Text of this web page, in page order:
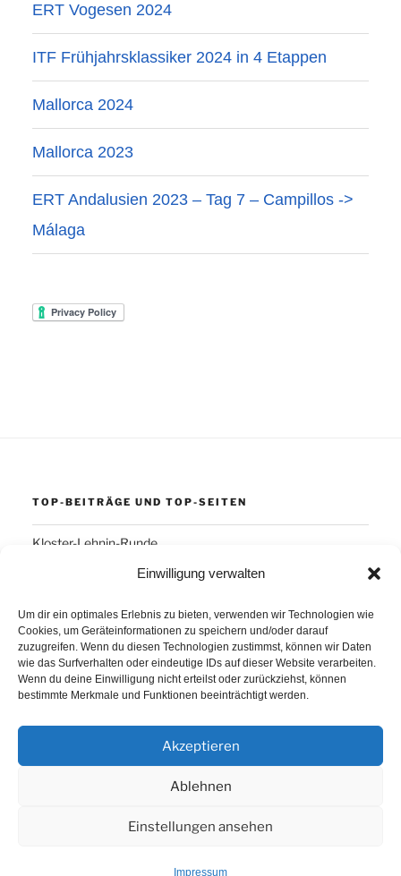
Einwilligung verwalten
Um dir ein optimales Erlebnis zu bieten, verwenden wir Technologien wie
Cookies, um Geräteinformationen zu speichern und/oder darauf
zuzugreifen. Wenn du diesen Technologien zustimmst, können wir Daten
wie das Surfverhalten oder eindeutige IDs auf dieser Website verarbeiten.
Wenn du deine Einwilligung nicht erteilst oder zurückziehst, können
bestimmte Merkmale und Funktionen beeinträchtigt werden.
Akzeptieren
Ablehnen
Einstellungen ansehen
Impressum
ERT Vogesen 2024
ITF Frühjahrsklassiker 2024 in 4 Etappen
Mallorca 2024
Mallorca 2023
ERT Andalusien 2023 – Tag 7 – Campillos ->
Málaga
TOP-BEITRÄGE UND TOP-SEITEN
Kloster-Lehnin-Runde
Arber Daum Ergo 8i ErgoPlanet Frühsport
Havanna Kuba Laufen Los Angeles